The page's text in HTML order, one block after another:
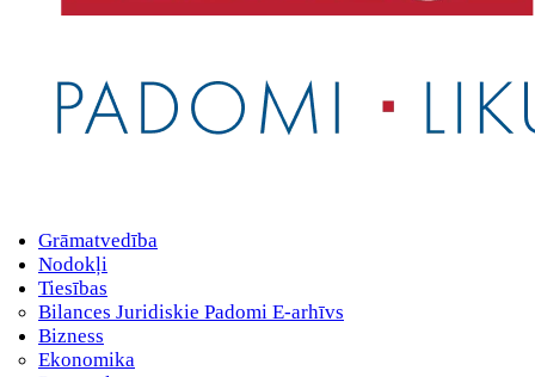
Grāmatvedība
Nodokļi
Tiesības
Bilances Juridiskie Padomi E-arhīvs
Bizness
Ekonomika